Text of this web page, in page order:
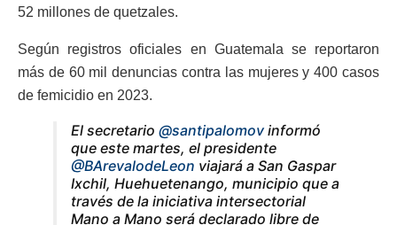
52 millones de quetzales.
Según registros oficiales en Guatemala se reportaron
más de 60 mil denuncias contra las mujeres y 400 casos
de femicidio en 2023.
El secretario @santipalomov informó
que este martes, el presidente
@BArevalodeLeon viajará a San Gaspar
Ixchil, Huehuetenango, municipio que a
través de la iniciativa intersectorial
Mano a Mano será declarado libre de